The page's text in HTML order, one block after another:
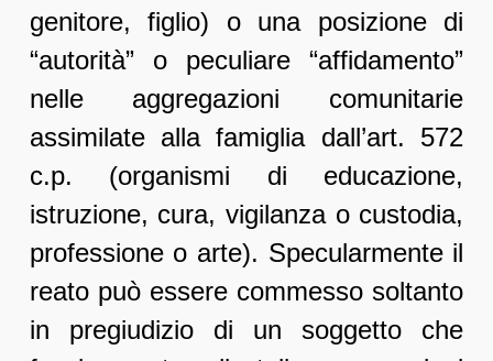
genitore, figlio) o una posizione di
“autorità” o peculiare “affidamento”
nelle aggregazioni comunitarie
assimilate alla famiglia dall’art. 572
c.p. (organismi di educazione,
istruzione, cura, vigilanza o custodia,
professione o arte). Specularmente il
reato può essere commesso soltanto
in pregiudizio di un soggetto che